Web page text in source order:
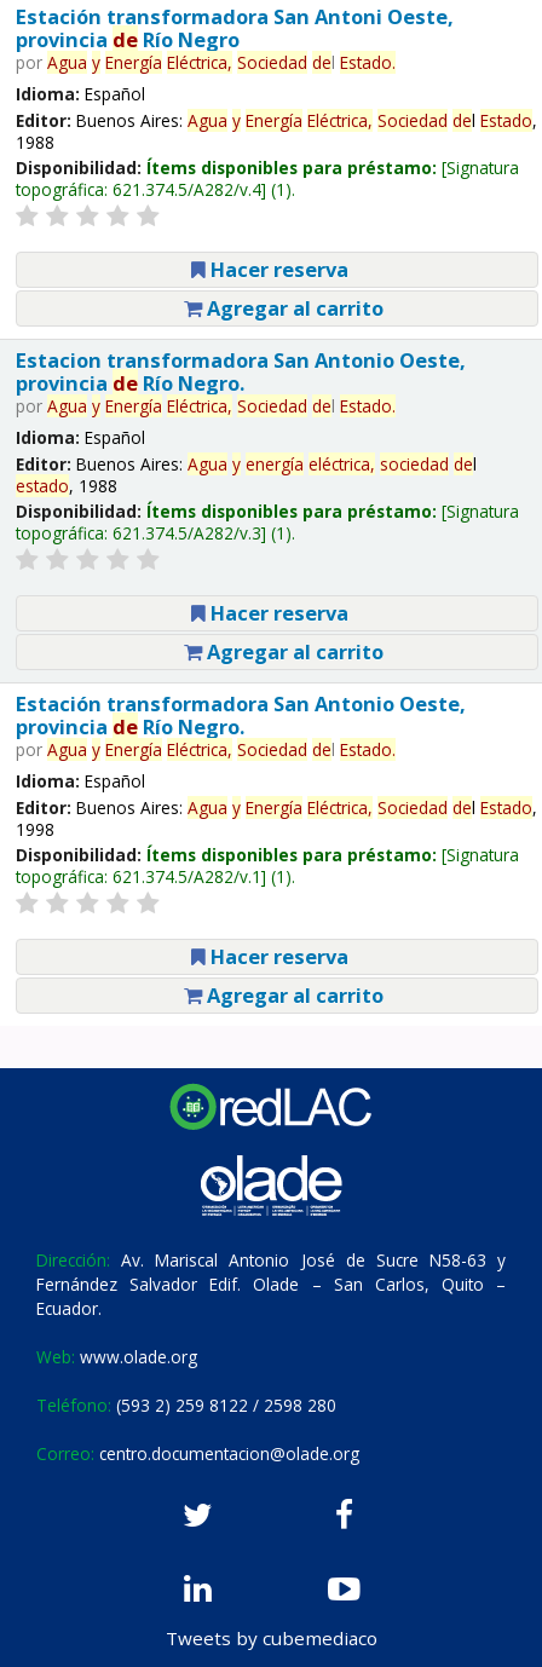
Estación transformadora San Antoni Oeste,
provincia deRío Negro
por Agua y Energía Eléctrica, Sociedad del Estado.
Idioma: Español
Editor: Buenos Aires: Agua y Energía Eléctrica, Sociedad del Estado,
1988
Disponibilidad: Ítems disponibles para préstamo: Signatura
topográfica: 621.374.5/A282/v.4 (1).
Hacer reserva
Agregar al carrito
Estacion transformadora San Antonio Oeste,
provincia deRío Negro.
por Agua y Energía Eléctrica, Sociedad del Estado.
Idioma: Español
Editor: Buenos Aires: Agua y energía eléctrica, sociedad del
estado, 1988
Disponibilidad: Ítems disponibles para préstamo: Signatura
topográfica: 621.374.5/A282/v.3 (1).
Hacer reserva
Agregar al carrito
Estación transformadora San Antonio Oeste,
provincia deRío Negro.
por Agua y Energía Eléctrica, Sociedad del Estado.
Idioma: Español
Editor: Buenos Aires: Agua y Energía Eléctrica, Sociedad del Estado,
1998
Disponibilidad: Ítems disponibles para préstamo: Signatura
topográfica: 621.374.5/A282/v.1 (1).
Hacer reserva
Agregar al carrito
Dirección: Av. Mariscal Antonio José de Sucre N58-63 y
Fernández Salvador Edif. Olade – San Carlos, Quito –
Ecuador.
Web: www.olade.org
Teléfono: (593 2) 259 8122 / 2598 280
Correo: centro.documentacion@olade.org
Tweets by cubemediaco